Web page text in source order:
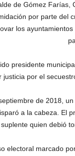
de Gómez Farías,
por parte del
los
presidente
justicia por el
de 2018,
a la cabeza. El
suplente quien debió
electoral marcado